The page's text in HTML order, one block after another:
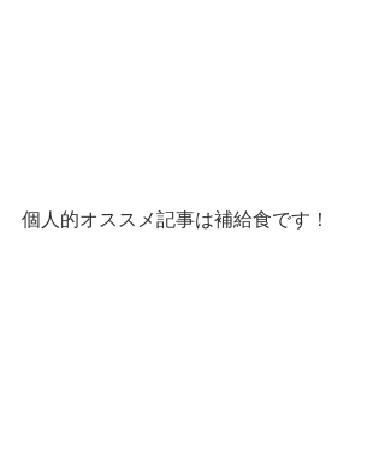
個人的オススメ記事は補給食です！